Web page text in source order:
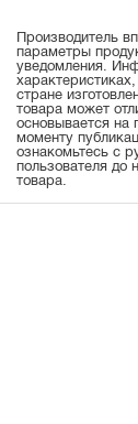
Производитель
параметры
уведомления.
стране
товара может
основывается на
моменту
ознакомьтесь с
пользователя до
товара.